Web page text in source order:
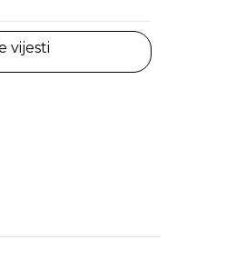
vijesti